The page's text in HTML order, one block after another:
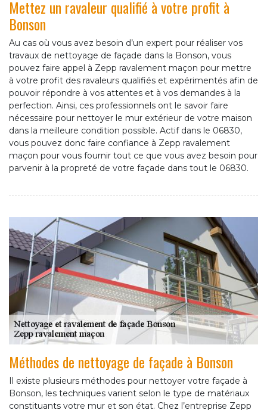
Mettez un ravaleur qualifié à votre profit à
Bonson
Au cas où vous avez besoin d’un expert pour réaliser vos
travaux de nettoyage de façade dans la Bonson, vous
pouvez faire appel à Zepp ravalement maçon pour mettre
à votre profit des ravaleurs qualifiés et expérimentés afin de
pouvoir répondre à vos attentes et à vos demandes à la
perfection. Ainsi, ces professionnels ont le savoir faire
nécessaire pour nettoyer le mur extérieur de votre maison
dans la meilleure condition possible. Actif dans le 06830,
vous pouvez donc faire confiance à Zepp ravalement
maçon pour vous fournir tout ce que vous avez besoin pour
parvenir à la propreté de votre façade dans tout le 06830.
Méthodes de nettoyage de façade à Bonson
Il existe plusieurs méthodes pour nettoyer votre façade à
Bonson, les techniques varient selon le type de matériaux
constituants votre mur et son état. Chez l’entreprise Zepp